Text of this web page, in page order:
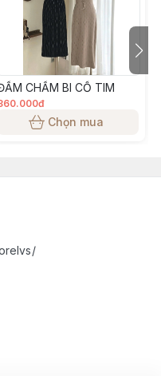
là ảnh thật do H2
đảm bảo giống 99% so
lệch màu tuỳ thuộc
hình điện thoại khách
CHẤM BI CỔ TIM
Chọn mua